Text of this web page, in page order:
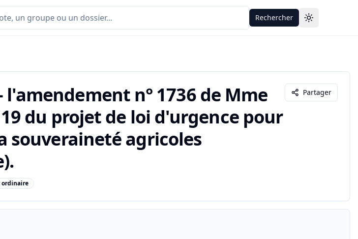
Rechercher Toggle theme
n° 1736 de Mme
du projet de loi d'urgence pour
souveraineté agricoles
Partager